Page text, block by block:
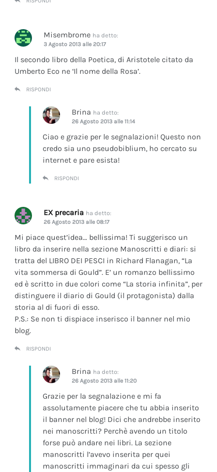
Misembrome ha detto:
3 Agosto 2013 alle 20:17
Il secondo libro della Poetica, di Aristotele citato da
Umberto Eco ne ‘Il nome della Rosa’.
RISPONDI
Brina ha detto:
26 Agosto 2013 alle 11:14
Ciao e grazie per le segnalazioni! Questo non
credo sia uno pseudobiblium, ho cercato su
internet e pare esista!
RISPONDI
EX precaria ha detto:
26 Agosto 2013 alle 08:17
Mi piace quest’idea… bellissima! Ti suggerisco un
libro da inserire nella sezione Manoscritti e diari: si
tratta del LIBRO DEI PESCI in Richard Flanagan, “La
vita sommersa di Gould”. E’ un romanzo bellissimo
ed è scritto in due colori come “La storia infinita”, per
distinguere il diario di Gould (il protagonista) dalla
storia al di fuori di esso.
P.S.: Se non ti dispiace inserisco il banner nel mio
blog.
RISPONDI
Brina ha detto:
26 Agosto 2013 alle 11:20
Grazie per la segnalazione e mi fa
assolutamente piacere che tu abbia inserito
il banner nel blog! Dici che andrebbe inserito
nei manoscritti? Perchè avendo un titolo
forse può andare nei libri. La sezione
manoscritti l’avevo inserita per quei
manoscritti immaginari da cui spesso gli